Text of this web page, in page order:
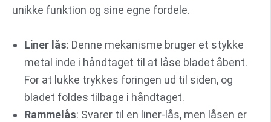
unikke funktion og sine egne fordele.
Liner lås: Denne mekanisme bruger et stykke
metal inde i håndtaget til at låse bladet åbent.
For at lukke trykkes foringen ud til siden, og
bladet foldes tilbage i håndtaget.
Rammelås: Svarer til en liner-lås, men låsen er